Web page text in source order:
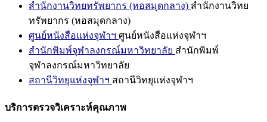
สำนักงานวิทยทรัพยากร (หอสมุดกลาง) สำนักงานวิทย
ทรัพยากร (หอสมุดกลาง)
ศูนย์หนังสือแห่งจุฬาฯ ศูนย์หนังสือแห่งจุฬาฯ
สำนักพิมพ์จุฬาลงกรณ์มหาวิทยาลัย สำนักพิมพ์
จุฬาลงกรณ์มหาวิทยาลัย
สถานีวิทยุแห่งจุฬาฯ สถานีวิทยุแห่งจุฬาฯ
บริการตรวจวิเคราะห์คุณภาพ